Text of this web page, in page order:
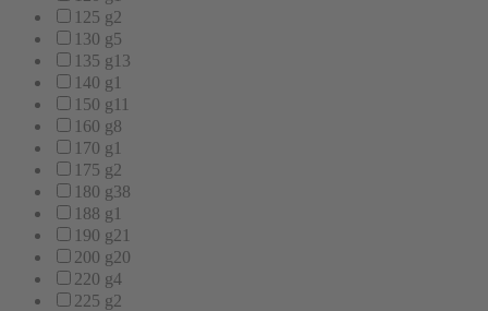
125 g2
130 g5
135 g13
140 g1
150 g11
160 g8
170 g1
175 g2
180 g38
188 g1
190 g21
200 g20
220 g4
225 g2